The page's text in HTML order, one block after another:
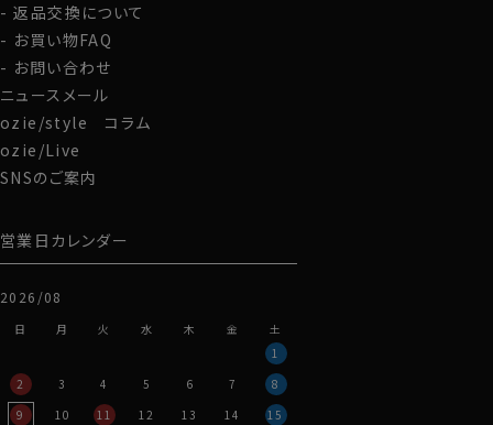
返品交換について
お買い物FAQ
お問い合わせ
ニュースメール
ozie/style コラム
ozie/Live
SNSのご案内
営業日カレンダー
2026/08
日 月 火 水 木 金
土
1
2
3 4 5 6 7
8
9
10 11 12 13 14
15